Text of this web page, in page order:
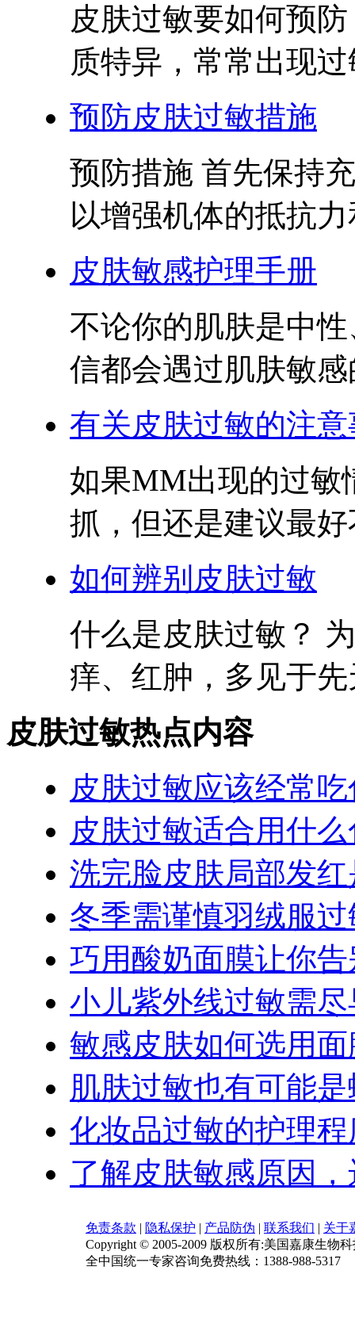
皮肤过敏要如何预
质特异，常常出现
预防皮肤过敏措施
预防措施 首先保持
以增强机体的抵抗
皮肤敏感护理手册
不论你的肌肤是中
信都会遇过肌肤敏
有关皮肤过敏的注
如果MM出现的过敏
抓，但还是建议最
如何辨别皮肤过敏
什么是皮肤过敏？
痒、红肿，多见于
皮肤过敏热点内容
皮肤过敏应该经常
皮肤过敏适合用什
洗完脸皮肤局部发
冬季需谨慎羽绒服过
巧用酸奶面膜让你
小儿紫外线过敏需
敏感皮肤如何选用面
肌肤过敏也有可能
化妆品过敏的护理程
了解皮肤敏感原因
免责条款 | 隐私保护 | 产品防伪 | 联系我们 | 关于
Copyright © 2005-2009 版权所有:美国嘉康生物
全中国统一专家咨询免费热线：1388-988-5317